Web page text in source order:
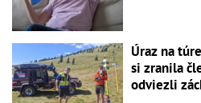
Úraz na
si zranila
odviezli